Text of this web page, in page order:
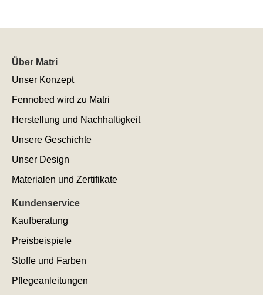
Über Matri
Unser Konzept
Fennobed wird zu Matri
Herstellung und Nachhaltigkeit
Unsere Geschichte
Unser Design
Materialen und Zertifikate
Kundenservice
Kaufberatung
Preisbeispiele
Stoffe und Farben
Pflegeanleitungen